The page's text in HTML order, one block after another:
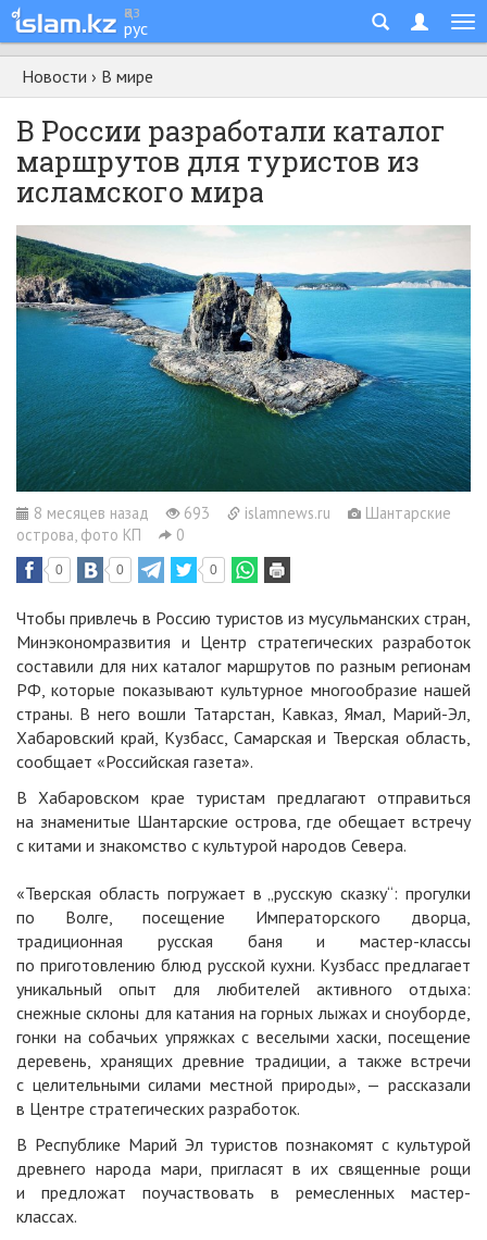
қаз
рус
Новости › В мире
В России разработали каталог
маршрутов для туристов из
исламского мира
8 месяцев назад 693 islamnews.ru
Шантарские
острова, фото КП
0
0 0 0
Чтобы привлечь в Россию туристов из мусульманских стран,
Минэкономразвития и Центр стратегических разработок
составили для них каталог маршрутов по разным регионам
РФ, которые показывают культурное многообразие нашей
страны. В него вошли Татарстан, Кавказ, Ямал, Марий-Эл,
Хабаровский край, Кузбасс, Самарская и Тверская область,
сообщает «Российская газета».
В Хабаровском крае туристам предлагают отправиться
на знаменитые Шантарские острова, где обещает встречу
с китами и знакомство с культурой народов Севера.
«Тверская область погружает в „русскую сказку“: прогулки
по Волге, посещение Императорского дворца,
традиционная русская баня и мастер-классы
по приготовлению блюд русской кухни. Кузбасс предлагает
уникальный опыт для любителей активного отдыха:
снежные склоны для катания на горных лыжах и сноуборде,
гонки на собачьих упряжках с веселыми хаски, посещение
деревень, хранящих древние традиции, а также встречи
с целительными силами местной природы», — рассказали
в Центре стратегических разработок.
В Республике Марий Эл туристов познакомят с культурой
древнего народа мари, пригласят в их священные рощи
и предложат поучаствовать в ремесленных мастер-
классах.